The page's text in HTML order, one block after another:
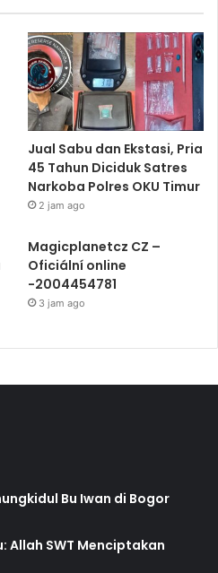
Jual Sabu dan Ekstasi, Pria
45 Tahun Diciduk Satres
Narkoba Polres OKU Timur
2 jam ago
Magicplanetcz CZ –
Oficiální online
-2004454781
3 jam ago
Bu Iwan di Bogor
Allah SWT Menciptakan